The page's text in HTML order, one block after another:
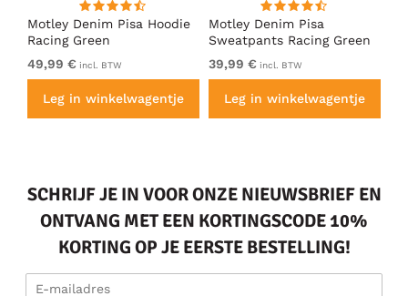
Motley Denim Pisa Hoodie
Racing Green
49,99 € incl. BTW
Leg in winkelwagentje
Motley Denim Pisa
Sweatpants Racing Green
39,99 € incl. BTW
Leg in winkelwagentje
SCHRIJF JE IN VOOR ONZE NIEUWSBRIEF EN
ONTVANG MET EEN KORTINGSCODE 10%
KORTING OP JE EERSTE BESTELLING!